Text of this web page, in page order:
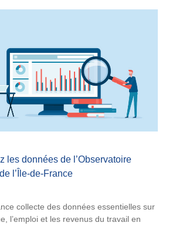
les données de l’Observatoire
l’Île-de-France
collecte des données essentielles sur
l’emploi et les revenus du travail en